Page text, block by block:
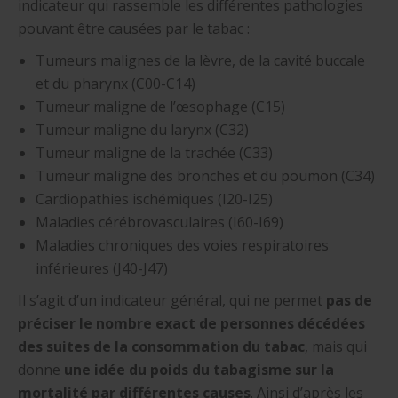
indicateur qui rassemble les différentes pathologies
pouvant être causées par le tabac :
Tumeurs malignes de la lèvre, de la cavité buccale
et du pharynx (C00-C14)
Tumeur maligne de l’œsophage (C15)
Tumeur maligne du larynx (C32)
Tumeur maligne de la trachée (C33)
Tumeur maligne des bronches et du poumon (C34)
Cardiopathies ischémiques (I20-I25)
Maladies cérébrovasculaires (I60-I69)
Maladies chroniques des voies respiratoires
inférieures (J40-J47)
Il s’agit d’un indicateur général, qui ne permet pas de
préciser le nombre exact de personnes décédées
des suites de la consommation du tabac, mais qui
donne une idée du poids du tabagisme sur la
mortalité par différentes causes. Ainsi d’après les